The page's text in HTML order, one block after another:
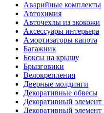
Аварийные комплекты
Автохимия
Авточехлы из экокожи
Аксессуары интерьера
Амортизаторы капота
Багажник
Боксы на крышу
Брызговики
Велокрепления
Дверные молдинги
Декоративные обвесы
Декоративный элемент
Декоративный